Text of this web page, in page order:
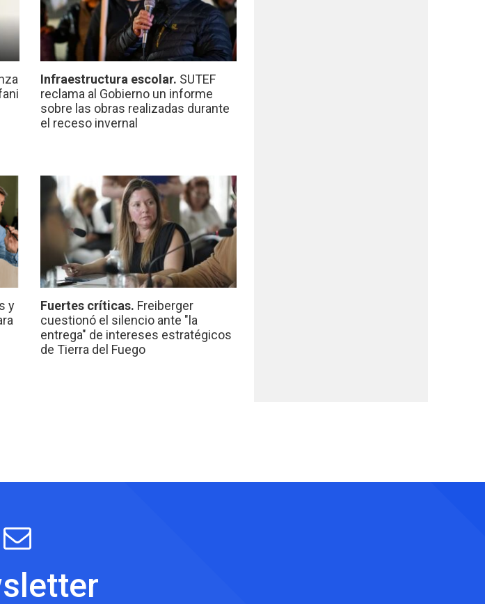
Infraestructura escolar. SUTEF
reclama al Gobierno un informe
sobre las obras realizadas durante
el receso invernal
y
Fuertes críticas. Freiberger
cuestionó el silencio ante "la
entrega" de intereses estratégicos
de Tierra del Fuego